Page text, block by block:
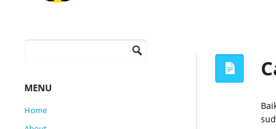
Search
MENU
Home